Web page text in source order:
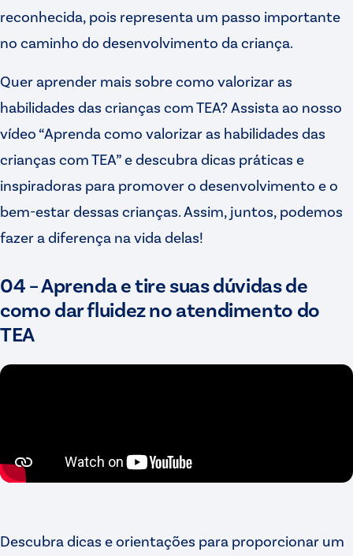
reconhecida, pois representa um passo importante
no caminho do desenvolvimento da criança.
Quer aprender mais sobre como valorizar as
habilidades das crianças com TEA? Assista ao nosso
vídeo “Aprenda como valorizar as habilidades das
crianças com TEA” e descubra dicas práticas e
inspiradoras para promover o desenvolvimento e o
bem-estar dessas crianças. Assim, juntos, podemos
fazer a diferença na vida delas!
04 – Aprenda e tire suas dúvidas de
como dar fluidez no atendimento do
TEA
Descubra dicas e orientações para proporcionar um